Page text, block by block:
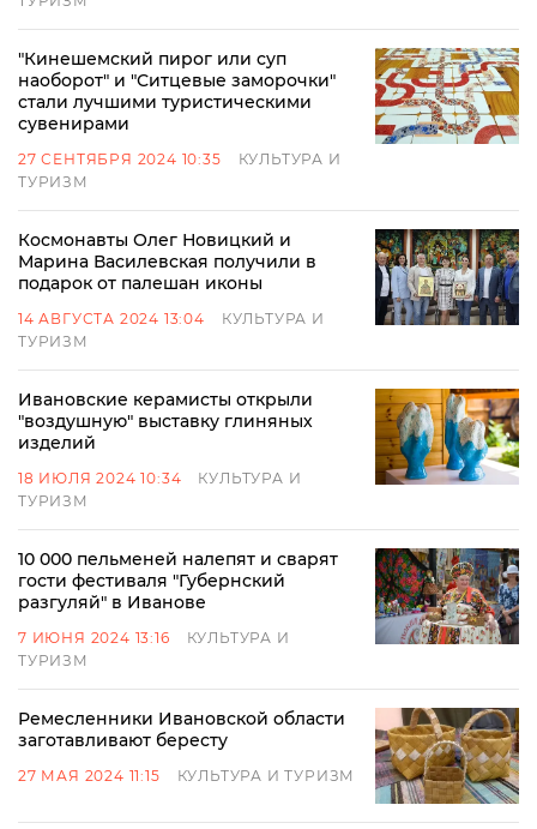
"Кинешемский пирог или суп
наоборот" и "Ситцевые заморочки"
стали лучшими туристическими
сувенирами
27 СЕНТЯБРЯ 2024 10:35
КУЛЬТУРА И
ТУРИЗМ
Космонавты Олег Новицкий и
Марина Василевская получили в
подарок от палешан иконы
14 АВГУСТА 2024 13:04
КУЛЬТУРА И
ТУРИЗМ
Ивановские керамисты открыли
"воздушную" выставку глиняных
изделий
18 ИЮЛЯ 2024 10:34
КУЛЬТУРА И
ТУРИЗМ
10 000 пельменей налепят и сварят
гости фестиваля "Губернский
разгуляй" в Иванове
7 ИЮНЯ 2024 13:16
КУЛЬТУРА И
ТУРИЗМ
Ремесленники Ивановской области
заготавливают бересту
27 МАЯ 2024 11:15 КУЛЬТУРА И ТУРИЗМ